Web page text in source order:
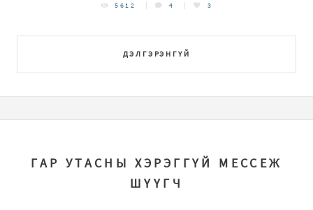
ДЭЛГЭРЭНГҮЙ
5612 4 3
ГАР УТАСНЫ ХЭРЭГГҮЙ МЕССЕЖ
ШҮҮГЧ